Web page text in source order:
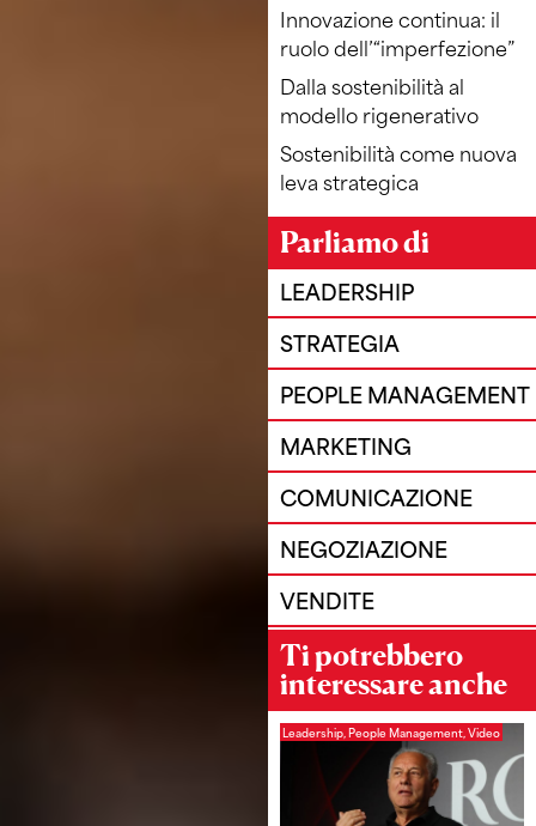
Innovazione continua: il
ruolo dell’“imperfezione”
Dalla sostenibilità al
modello rigenerativo
Sostenibilità come nuova
leva strategica
Parliamo di
LEADERSHIP
STRATEGIA
PEOPLE MANAGEMENT
MARKETING
COMUNICAZIONE
NEGOZIAZIONE
VENDITE
Ti potrebbero
interessare anche
Leadership People Management Video